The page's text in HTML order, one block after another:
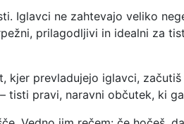
Iglavci ne zahtevajo veliko
prilagodljivi in idealni za
prevladujejo iglavci,
tisti pravi, naravni občutek, ki